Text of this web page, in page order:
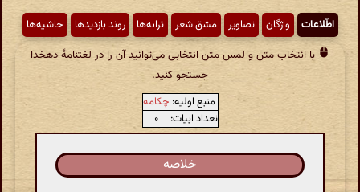
اطّلاعات واژگان تصاویر مشق شعر ترانه‌ها روند بازدیدها حاشیه‌ها
با انتخاب متن و لمس متن انتخابی می‌توانید آن را در لغتنامهٔ دهخدا
جستجو کنید.
منبع اولیه: چکامه
تعداد ابیات:
۰
خلاصه